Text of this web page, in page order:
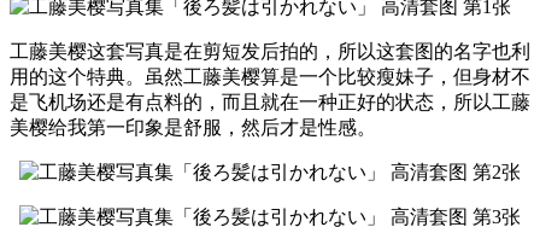
工藤美樱这套写真是在剪短发后拍的，所以这套图的名字也利
用的这个特典。虽然工藤美樱算是一个比较瘦妹子，但身材不
是飞机场还是有点料的，而且就在一种正好的状态，所以工藤
美樱给我第一印象是舒服，然后才是性感。